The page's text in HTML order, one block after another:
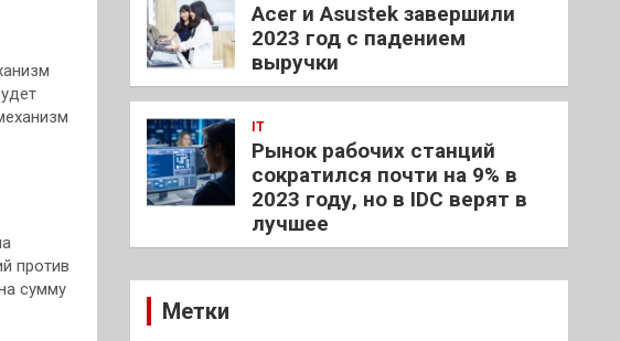
против
сумму
Acer и Asustek завершили
2023 год с падением
выручки
IT
Рынок рабочих станций
сократился почти на 9% в
2023 году, но в IDC верят в
лучшее
Метки